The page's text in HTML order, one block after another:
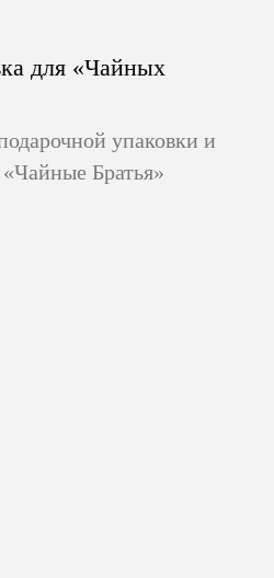
для «Чайных
упаковки и
Братья»